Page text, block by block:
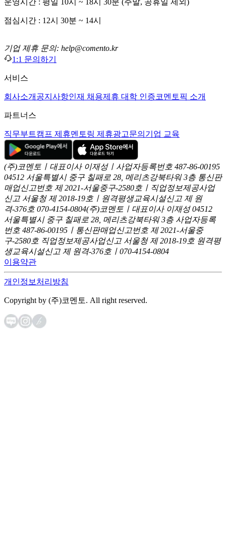
운영시간 : 평일 10시 ~ 18시 30분 (주말, 공휴일 제외)
점심시간 : 12시 30분 ~ 14시
기업 제휴 문의: help@comento.kr
1:1 문의하기
서비스
회사소개 공지사항인재 채용제휴 대학 인증코멘토픽 소개
파트너스
직무부트캠프 제휴멘토링 제휴광고문의 기업 교육
(주)코멘토ㅣ대표이사 이재성ㅣ사업자등록번호 487-86-00195
04512 서울특별시 중구 칠패로 28, 메리츠강북타워 3층 통신판
매업신고번호 제 2021-서울중구-2580호ㅣ직업정보제공사업
신고 서울청 제 2018-19호ㅣ원격평생교육시설신고 제 원
격-376호 070-4154-0804(주)코멘토ㅣ대표이사 이재성 04512
서울특별시 중구 칠패로 28, 메리츠강북타워 3층 사업자등록
번호 487-86-00195ㅣ통신판매업신고번호 제 2021-서울중
구-2580호 직업정보제공사업신고 서울청 제 2018-19호 원격평
생교육시설신고 제 원격-376호ㅣ070-4154-0804
이용약관
개인정보처리방침
Copyright by (주)코멘토. All right reserved.